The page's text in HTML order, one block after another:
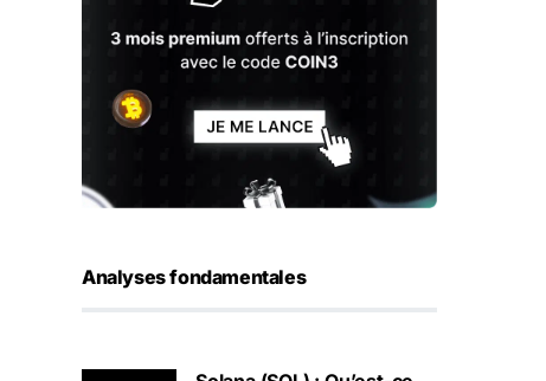
Analyses fondamentales